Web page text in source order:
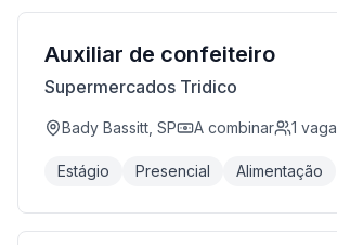
Auxiliar de confeiteiro
Supermercados Tridico
Bady Bassitt, SP A combinar 1 vaga
Estágio Presencial Alimentação